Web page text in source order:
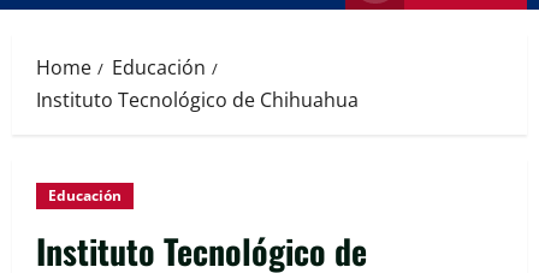
Home
Educación
Instituto Tecnológico de Chihuahua
Educación
Instituto Tecnológico de